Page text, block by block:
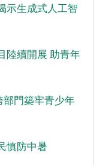
示生成式人工智
陸續開展 助青年
門築牢青少年
慎防中暑